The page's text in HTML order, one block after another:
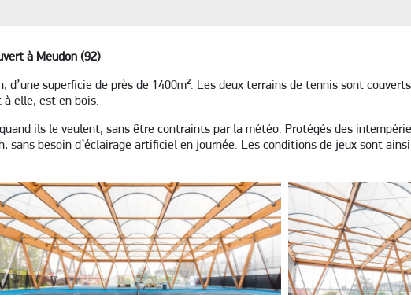
à Meudon (92)
d’une superficie de près de 1400m². Les deux terrains de tennis sont
à elle, est en bois.
ils le veulent, sans être contraints par la météo. Protégés des
sans besoin d’éclairage artificiel en journée. Les conditions de jeux sont